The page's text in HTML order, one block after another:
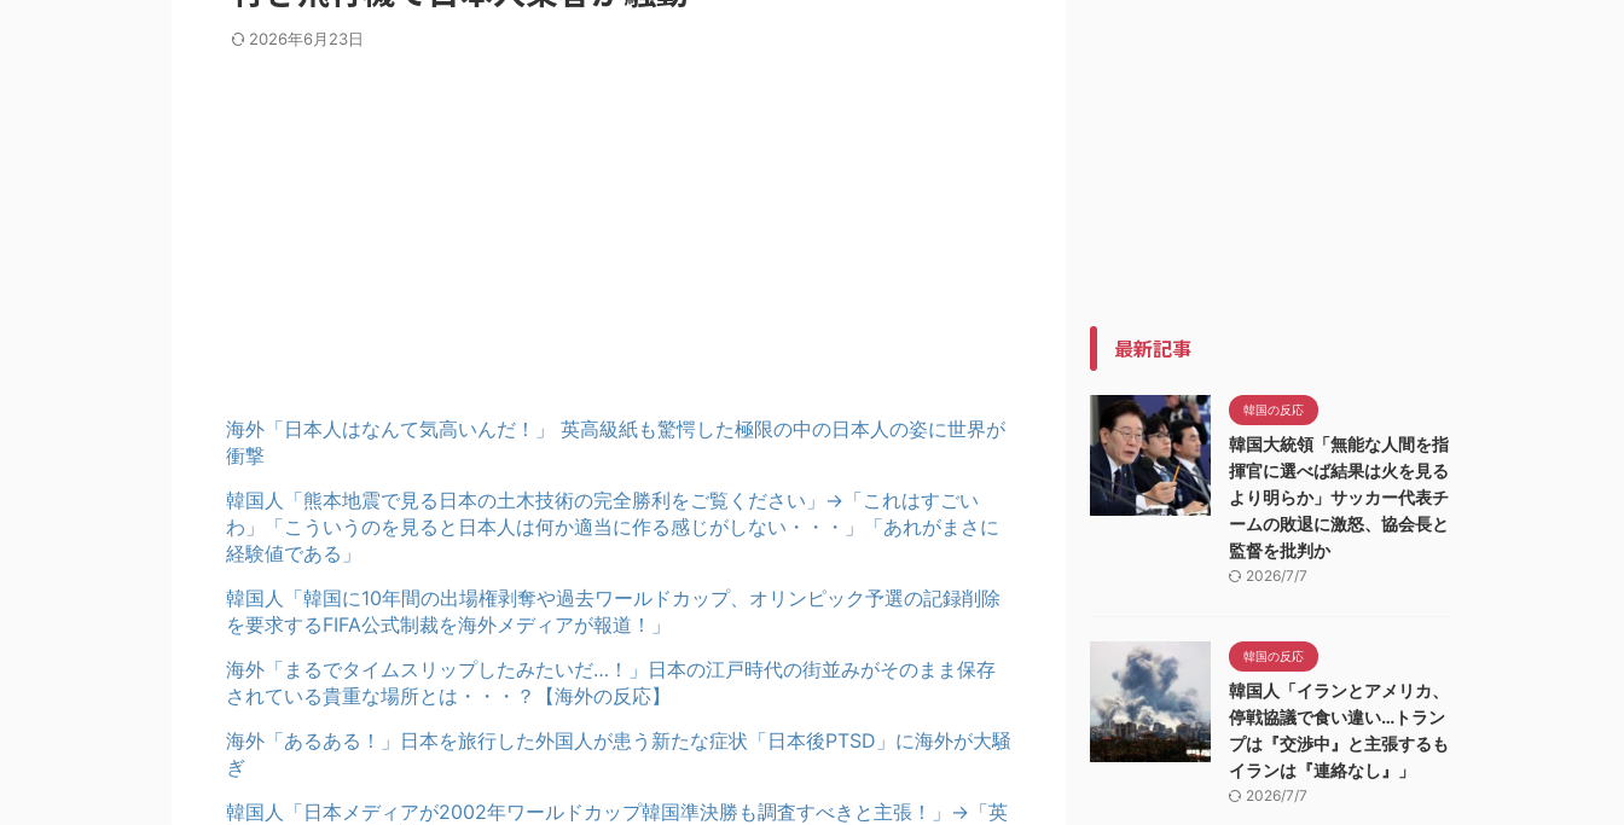
2026年6月23日
海外「日本人はなんて気高いんだ！」 英高級紙も驚愕した極限の中の日本人の姿に世界が
衝撃
韓国人「熊本地震で見る日本の土木技術の完全勝利をご覧ください」→「これはすごい
わ」「こういうのを見ると日本人は何か適当に作る感じがしない・・・」「あれがまさに
経験値である」
韓国人「韓国に10年間の出場権剥奪や過去ワールドカップ、オリンピック予選の記録削除
を要求するFIFA公式制裁を海外メディアが報道！」
海外「まるでタイムスリップしたみたいだ…！」日本の江戸時代の街並みがそのまま保存
されている貴重な場所とは・・・？【海外の反応】
海外「あるある！」日本を旅行した外国人が患う新たな症状「日本後PTSD」に海外が大騒
ぎ
韓国人「日本メディアが2002年ワールドカップ韓国準決勝も調査すべきと主張！」→「英
最新記事
韓国の反応
韓国大統領「無能な人間を指
揮官に選べば結果は火を見る
より明らか」サッカー代表チ
ームの敗退に激怒、協会長と
監督を批判か
2026/7/7
韓国の反応
韓国人「イランとアメリカ、
停戦協議で食い違い…トラン
プは『交渉中』と主張するも
イランは『連絡なし』」
2026/7/7